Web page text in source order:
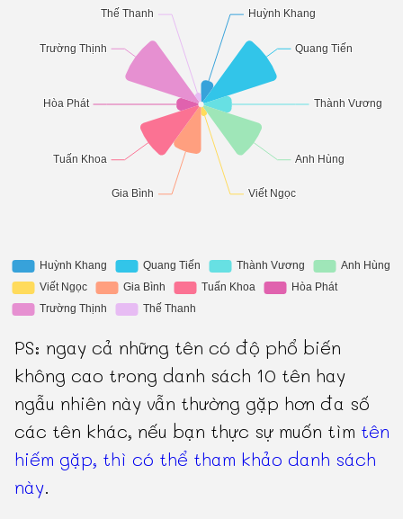
PS: ngay cả những tên có độ phổ biến
không cao trong danh sách 10 tên hay
ngẫu nhiên này vẫn thường gặp hơn đa số
các tên khác, nếu bạn thực sự muốn tìm tên
hiếm gặp, thì có thể tham khảo danh sách
này.